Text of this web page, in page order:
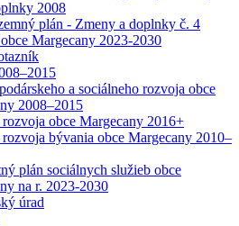
2008
plán - Zmeny a doplnky č. 4
Margecany 2023-2030
a sociálneho rozvoja obce
2008–2015
obce Margecany 2016+
rozvoja bývania obce Margecany 2010–
plán sociálnych služieb obce
na r. 2023-2030
úrad